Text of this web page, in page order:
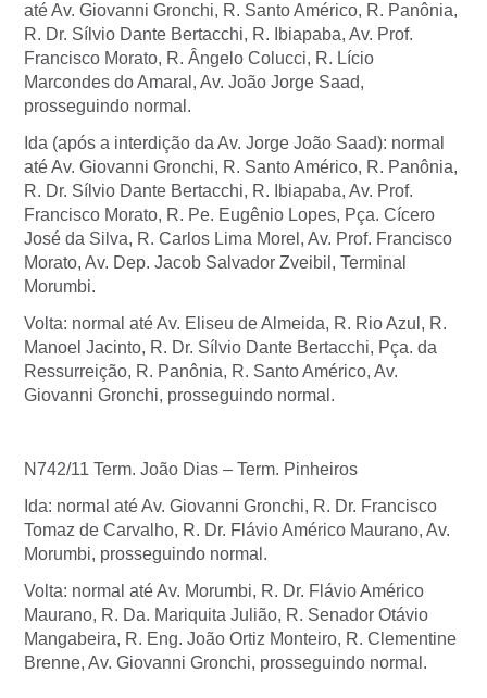
até Av. Giovanni Gronchi, R. Santo Américo, R. Panônia,
R. Dr. Sílvio Dante Bertacchi, R. Ibiapaba, Av. Prof.
Francisco Morato, R. Ângelo Colucci, R. Lício
Marcondes do Amaral, Av. João Jorge Saad,
prosseguindo normal.
Ida (após a interdição da Av. Jorge João Saad): normal
até Av. Giovanni Gronchi, R. Santo Américo, R. Panônia,
R. Dr. Sílvio Dante Bertacchi, R. Ibiapaba, Av. Prof.
Francisco Morato, R. Pe. Eugênio Lopes, Pça. Cícero
José da Silva, R. Carlos Lima Morel, Av. Prof. Francisco
Morato, Av. Dep. Jacob Salvador Zveibil, Terminal
Morumbi.
Volta: normal até Av. Eliseu de Almeida, R. Rio Azul, R.
Manoel Jacinto, R. Dr. Sílvio Dante Bertacchi, Pça. da
Ressurreição, R. Panônia, R. Santo Américo, Av.
Giovanni Gronchi, prosseguindo normal.
N742/11 Term. João Dias – Term. Pinheiros
Ida: normal até Av. Giovanni Gronchi, R. Dr. Francisco
Tomaz de Carvalho, R. Dr. Flávio Américo Maurano, Av.
Morumbi, prosseguindo normal.
Volta: normal até Av. Morumbi, R. Dr. Flávio Américo
Maurano, R. Da. Mariquita Julião, R. Senador Otávio
Mangabeira, R. Eng. João Ortiz Monteiro, R. Clementine
Brenne, Av. Giovanni Gronchi, prosseguindo normal.